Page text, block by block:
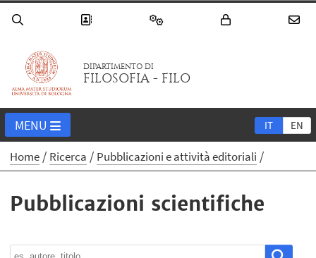
DIPARTIMENTO DI
FILOSOFIA - FILO
IT EN
MENU
Home Ricerca Pubblicazioni e attività editoriali
Pubblicazioni scientifiche